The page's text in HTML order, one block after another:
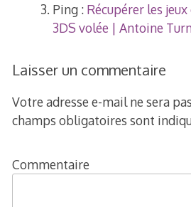
Ping : Récupérer les
3DS volée | Antoine
Laisser un commentaire
Votre adresse e-mail ne sera
champs obligatoires sont
Commentaire